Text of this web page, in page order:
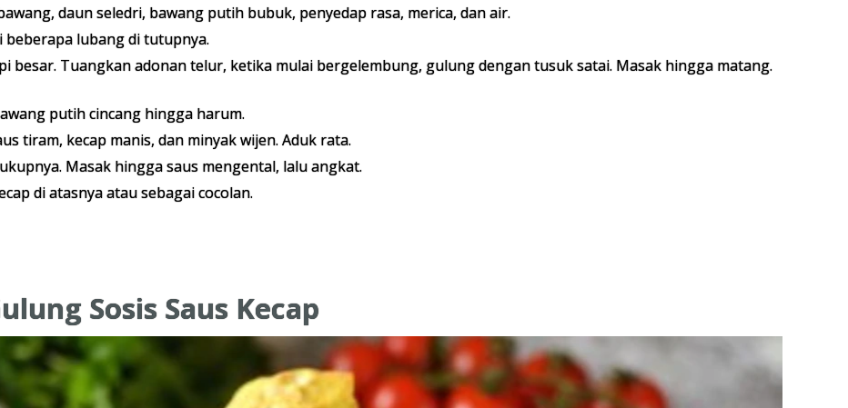
daun seledri, bawang putih bubuk, penyedap rasa, merica, dan air.
lubang di tutupnya.
besar. Tuangkan adonan telur, ketika mulai bergelembung, gulung dengan tusuk satai. Masak hingga matang.
putih cincang hingga harum.
tiram, kecap manis, dan minyak wijen. Aduk rata.
Masak hingga saus mengental, lalu angkat.
di atasnya atau sebagai cocolan.
Sosis Saus Kecap